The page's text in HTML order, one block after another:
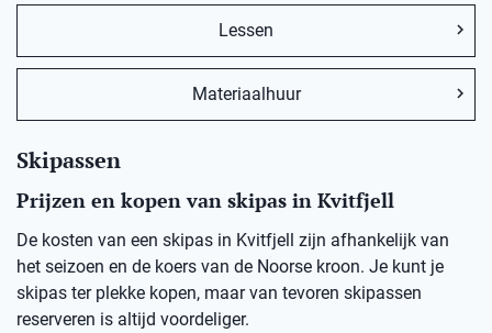
Lessen
Materiaalhuur
Skipassen
Prijzen en kopen van skipas in Kvitfjell
De kosten van een skipas in Kvitfjell zijn afhankelijk van
het seizoen en de koers van de Noorse kroon. Je kunt je
skipas ter plekke kopen, maar van tevoren skipassen
reserveren is altijd voordeliger.